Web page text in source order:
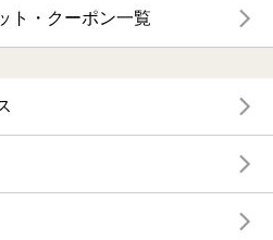
ト・クーポン一覧